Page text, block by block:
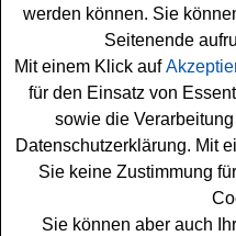
werden können. Sie
Seitenende
Mit einem Klick auf
für den Einsatz von
sowie die
Datenschutzerklärung. Mit
Sie keine Zustimmung
Sie können aber auch